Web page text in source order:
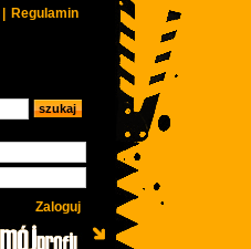
Regulamin
Zaloguj